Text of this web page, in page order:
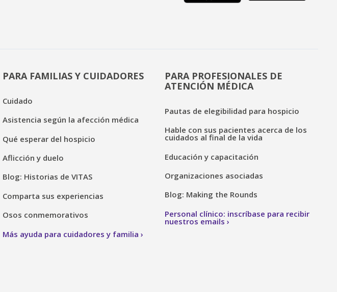
PARA FAMILIAS Y CUIDADORES
Cuidado
Asistencia según la afección médica
Qué esperar del hospicio
Aflicción y duelo
Blog: Historias de VITAS
Comparta sus experiencias
Osos conmemorativos
Más ayuda para cuidadores y familia
PARA PROFESIONALES DE
ATENCIÓN MÉDICA
Pautas de elegibilidad para hospicio
Hable con sus pacientes acerca de los
cuidados al final de la vida
Educación y capacitación
Organizaciones asociadas
Blog: Making the Rounds
Personal clínico: inscríbase para recibir
nuestros emails